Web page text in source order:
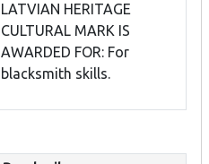
LATVIAN HERITAGE
CULTURAL MARK IS
AWARDED FOR: For
blacksmith skills.